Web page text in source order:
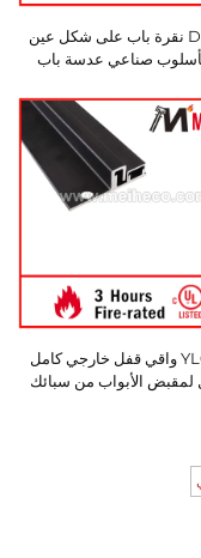
DK001 نقرة باب على شكل عين
صناعي عدسة باب
أمان مصنوعة من سبائك
الألومنيوم والزنك
YLG001 واقي قفل خارجي كامل
لمقبض الأبواب من سبائك